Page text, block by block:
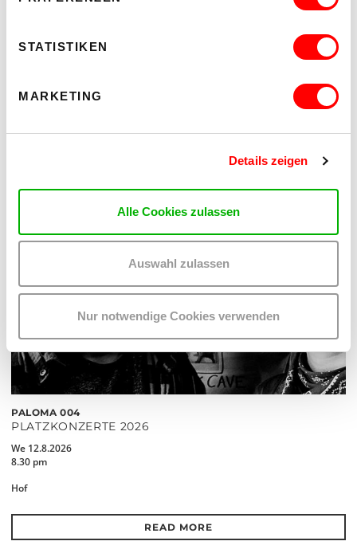
STATISTIKEN
MARKETING
Details zeigen
Alle Cookies zulassen
Auswahl zulassen
Nur notwendige Cookies verwenden
Tu 11.8.2026
8.30 pm
PALOMA 004
PLATZKONZERTE 2026
We 12.8.2026
8.30 pm
Hof
READ MORE